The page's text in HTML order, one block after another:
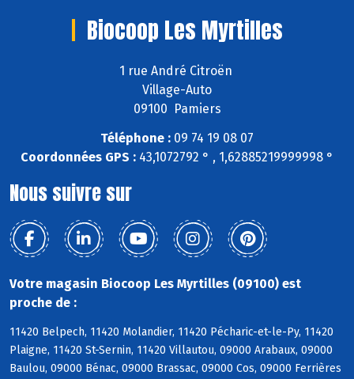
Biocoop Les Myrtilles
1 rue André Citroën
Village-Auto
09100 Pamiers
Téléphone : 09 74 19 08 07
Coordonnées GPS : 43,1072792 ° , 1,62885219999998 °
Nous suivre sur
Votre magasin Biocoop Les Myrtilles (09100) est
proche de :
11420 Belpech, 11420 Molandier, 11420 Pécharic-et-le-Py, 11420
Plaigne, 11420 St-Sernin, 11420 Villautou, 09000 Arabaux, 09000
Baulou, 09000 Bénac, 09000 Brassac, 09000 Cos, 09000 Ferrières